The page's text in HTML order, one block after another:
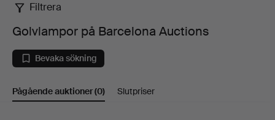
Golvlampor
på
Barcelona
Auctions
Filtrera
Golvlampor på Barcelona Auctions
Bevaka sökning
Pågående auktioner(0) Slutpriser